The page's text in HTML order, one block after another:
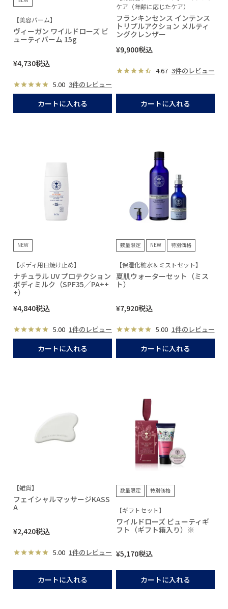
【美容バーム】
ヴィーガン ワイルドローズ ビ
ューティバーム 15g
¥4,730税込
5.00 3件のレビュー
カートに入れる
ケア（年齢に応じたケア）
フランキンセンス インテンス
トリプルアクション メルティ
ングクレンザー
¥9,900税込
4.67 3件のレビュー
カートに入れる
NEW
【ボディ用日焼け止め】
ナチュラル UV プロテクション
ボディミルク（SPF35／PA++
+）
¥4,840税込
5.00 1件のレビュー
カートに入れる
数量限定 NEW 特別価格
【保湿化粧水＆ミストセット】
夏肌ウォーターセット（ミス
ト）
¥7,920税込
5.00 1件のレビュー
カートに入れる
【雑貨】
フェイシャルマッサージKASS
A
¥2,420税込
5.00 1件のレビュー
カートに入れる
数量限定 特別価格
【ギフトセット】
ワイルドローズ ビューティギ
フト（ギフト箱入り）※
¥5,170税込
カートに入れる